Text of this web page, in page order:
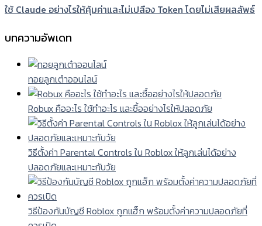
ใช้ Claude อย่างไรให้คุ้มค่าและไม่เปลือง Token โดยไม่เสียผลลัพธ์
บทความอัพเดท
ทอยลูกเต๋าออนไลน์
Robux คืออะไร ใช้ทำอะไร และซื้ออย่างไรให้ปลอดภัย
วิธีตั้งค่า Parental Controls ใน Roblox ให้ลูกเล่นได้อย่าง
ปลอดภัยและเหมาะกับวัย
วิธีป้องกันบัญชี Roblox ถูกแฮ็ก พร้อมตั้งค่าความปลอดภัยที่